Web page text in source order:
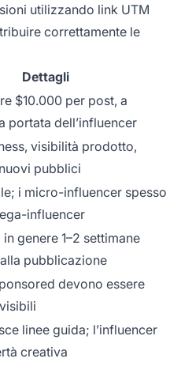
utilizzando link UTM
correttamente le
Dettagli
$10.000 per post, a
portata dell’influencer
visibilità prodotto,
pubblici
i micro-influencer spesso
influencer
genere 1–2 settimane
pubblicazione
devono essere
linee guida; l’influencer
creativa